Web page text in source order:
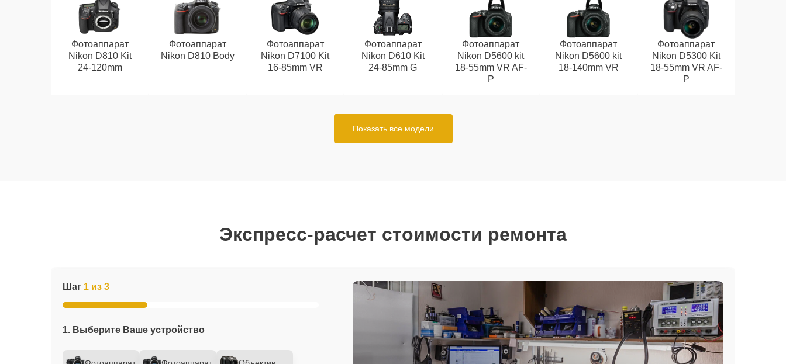
Фотоаппарат
Nikon D810 Kit
24-120mm
Фотоаппарат
Nikon D810 Body
Фотоаппарат
Nikon D7100 Kit
16-85mm VR
Фотоаппарат
Nikon D610 Kit
24-85mm G
Фотоаппарат
Nikon D5600 kit
18-55mm VR AF-
P
Фотоаппарат
Nikon D5600 kit
18-140mm VR
Фотоаппарат
Nikon D5300 Kit
18-55mm VR AF-
P
Показать все модели
Экспресс-расчет стоимости ремонта
Шаг 1 из 3
1. Выберите Ваше устройство